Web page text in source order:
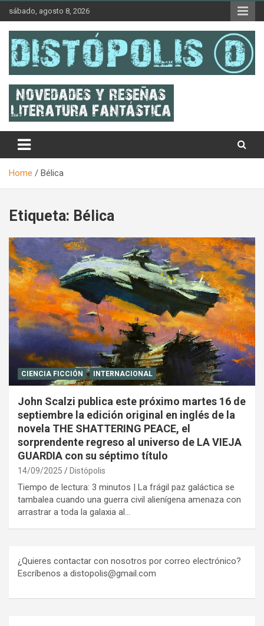
content
sábado, agosto 8, 2026
Distópolis
Home Bélica
Etiqueta: Bélica
CIENCIA FICCIÓN INTERNACIONAL
John Scalzi publica este próximo martes 16 de
septiembre la edición original en inglés de la
novela THE SHATTERING PEACE, el
sorprendente regreso al universo de LA VIEJA
GUARDIA con su séptimo título
14/09/2025 Distópolis
Tiempo de lectura: 3 minutos | La frágil paz galáctica se
tambalea cuando una guerra civil alienígena amenaza con
arrastrar a toda la galaxia al…
¿Quieres contactar con nosotros por correo electrónico?
Escríbenos a distopolis@gmail.com